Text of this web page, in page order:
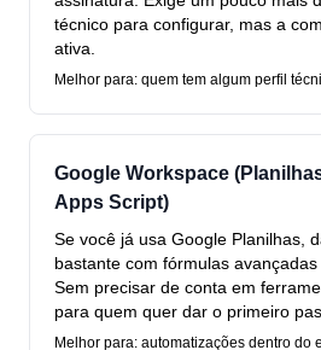
técnico para configurar, mas a
ativa.
Melhor para: quem tem algum perfil
Google Workspace
Apps Script)
Se você já usa Google Planilhas,
bastante com fórmulas avançadas
Sem precisar de conta em
para quem quer dar o primeiro
Melhor para: automatizações dentro do